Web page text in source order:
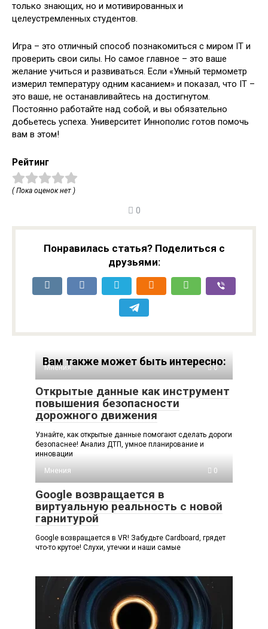
только знающих, но и мотивированных и
целеустремленных студентов.
Игра – это отличный способ познакомиться с миром IT и
проверить свои силы. Но самое главное – это ваше
желание учиться и развиваться. Если «Умный термометр
измерил температуру одним касанием» и показал, что IT –
это ваше, не останавливайтесь на достигнутом.
Постоянно работайте над собой, и вы обязательно
добьетесь успеха. Университет Иннополис готов помочь
вам в этом!
Рейтинг
( Пока оценок нет )
0
Понравилась статья? Поделиться с
друзьями:
Вам также может быть интересно:
Мнения 0
Открытые данные как инструмент
повышения безопасности
дорожного движения
Узнайте, как открытые данные помогают сделать дороги
безопаснее! Анализ ДТП, умное планирование и
инновации
Мнения
0
Google возвращается в
виртуальную реальность с новой
гарнитурой
Google возвращается в VR! Забудьте Cardboard, грядет
что-то крутое! Слухи, утечки и наши самые